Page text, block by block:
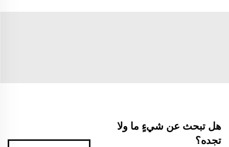
هل تبحث عن شيءٍ ما ولا
تجده؟